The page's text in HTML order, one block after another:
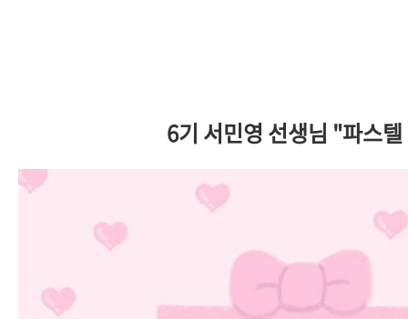
6기 서민영 선생님 "파스